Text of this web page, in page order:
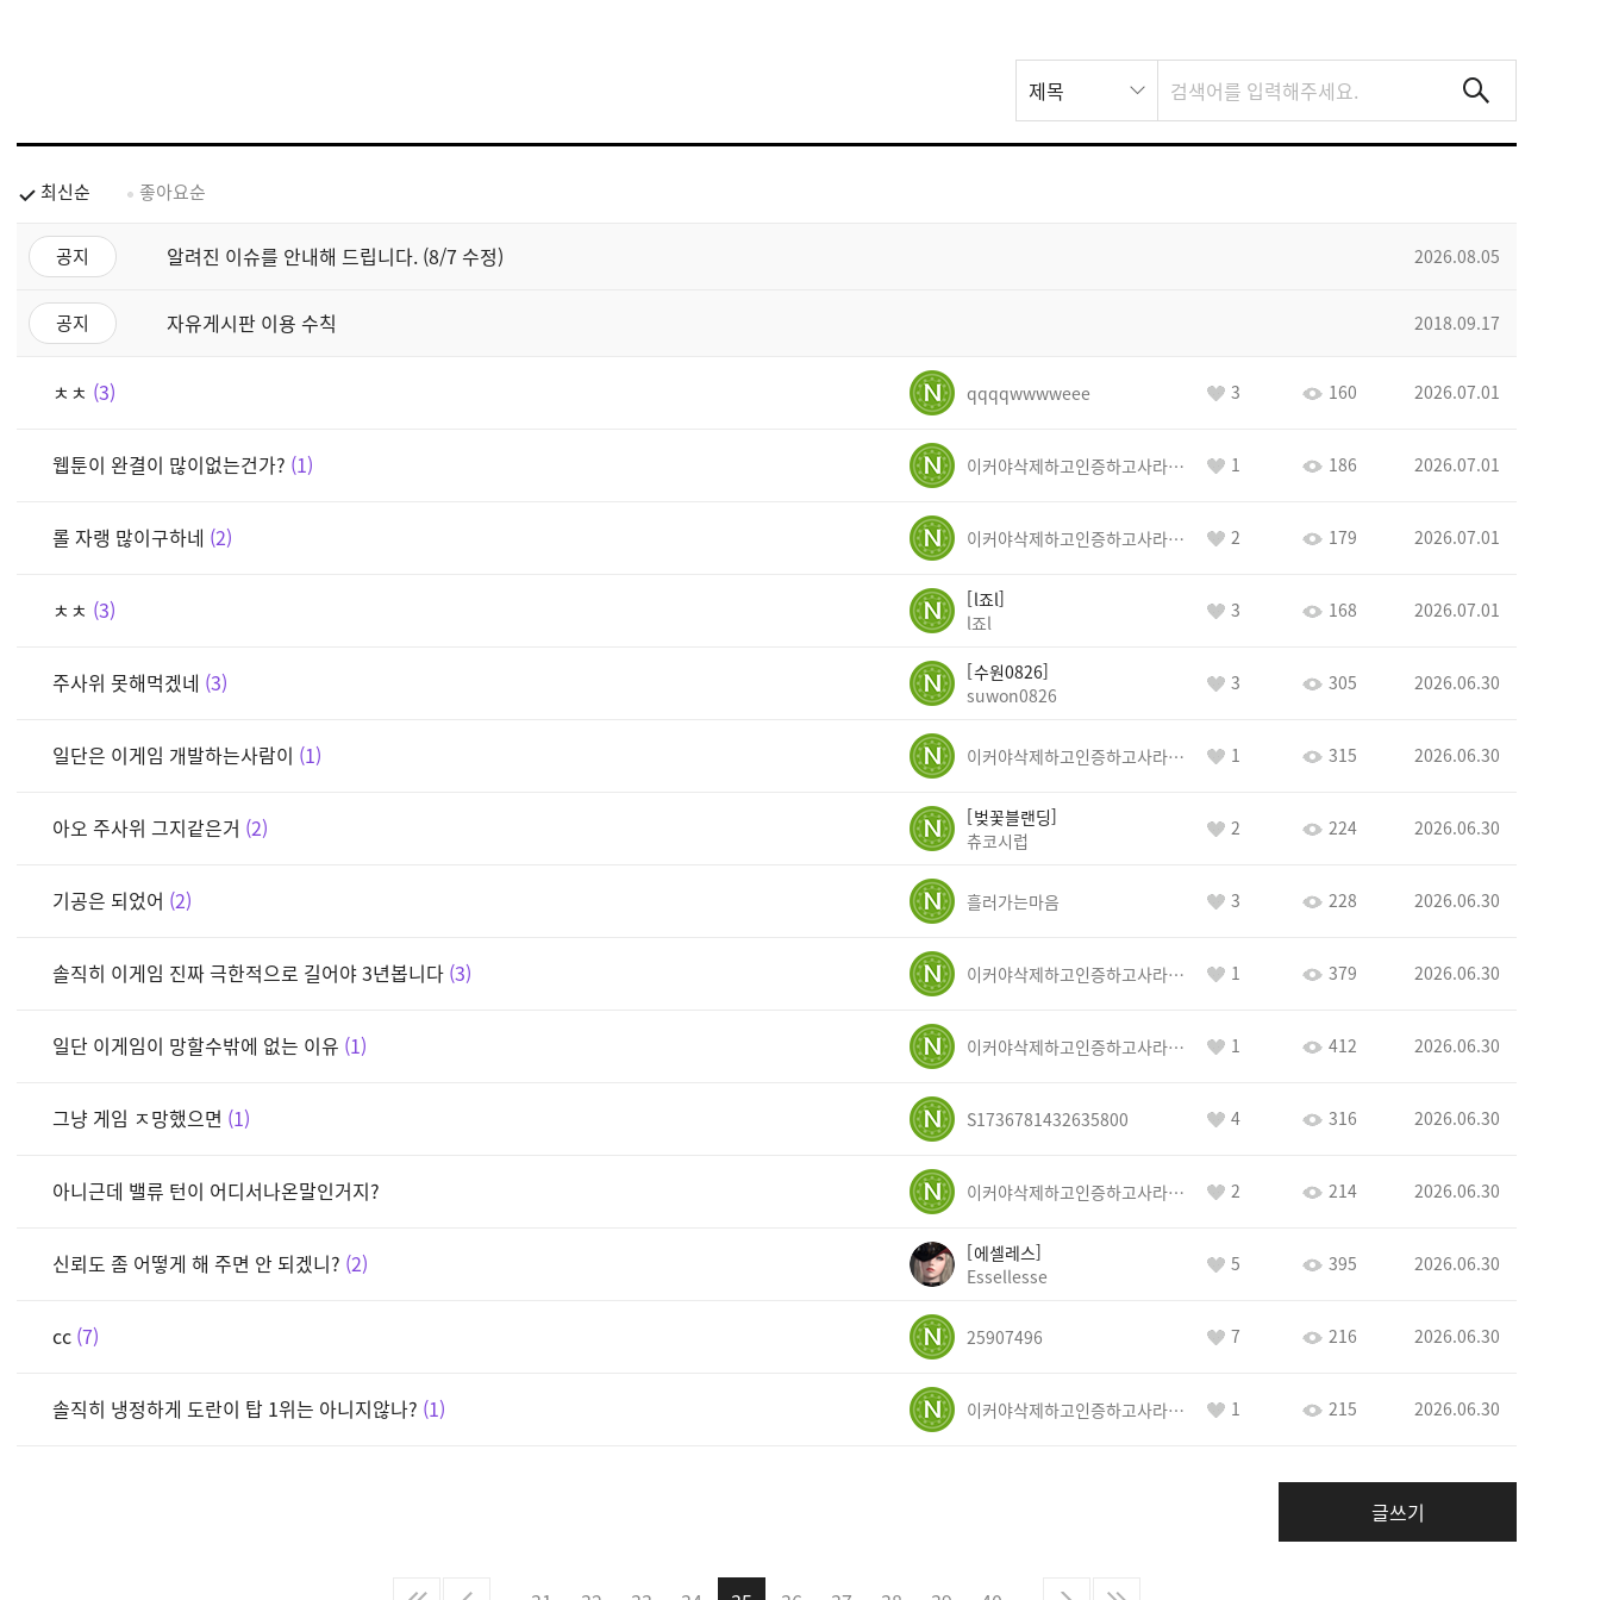
스
트
제목
최신순 좋아요순
공지 알려진 이슈를 안내해 드립니다. (8/7 수정) 2026.08.05
공지 자유게시판 이용 수칙 2018.09.17
ㅊㅊ 3 qqqqwwwweee 3 160 2026.07.01
웹툰이 완결이 많이없는건가? 1 이커야삭제하고인증하고사라지거라 1 186 2026.07.01
롤 자랭 많이구하네 2 이커야삭제하고인증하고사라지거라 2 179 2026.07.01
ㅊㅊ 3
l죠l
l죠l
3 168 2026.07.01
주사위 못해먹겠네 3
수원0826
suwon0826
3 305 2026.06.30
일단은 이게임 개발하는사람이 1 이커야삭제하고인증하고사라지거라 1 315 2026.06.30
아오 주사위 그지같은거 2
벚꽃블랜딩
츄코시럽
2 224 2026.06.30
기공은 되었어 2 흘러가는마음 3 228 2026.06.30
솔직히 이게임 진짜 극한적으로 길어야 3년봅니다 3 이커야삭제하고인증하고사라지거라 1 379 2026.06.30
일단 이게임이 망할수밖에 없는 이유 1 이커야삭제하고인증하고사라지거라 1 412 2026.06.30
그냥 게임 ㅈ망했으면 1 S1736781432635800 4 316 2026.06.30
아니근데 밸류 턴이 어디서나온말인거지? 이커야삭제하고인증하고사라지거라 2 214 2026.06.30
신뢰도 좀 어떻게 해 주면 안 되겠니? 2
에셀레스
Essellesse
5 395 2026.06.30
cc 7 25907496 7 216 2026.06.30
솔직히 냉정하게 도란이 탑 1위는 아니지않나? 1 이커야삭제하고인증하고사라지거라 1 215 2026.06.30
글쓰기